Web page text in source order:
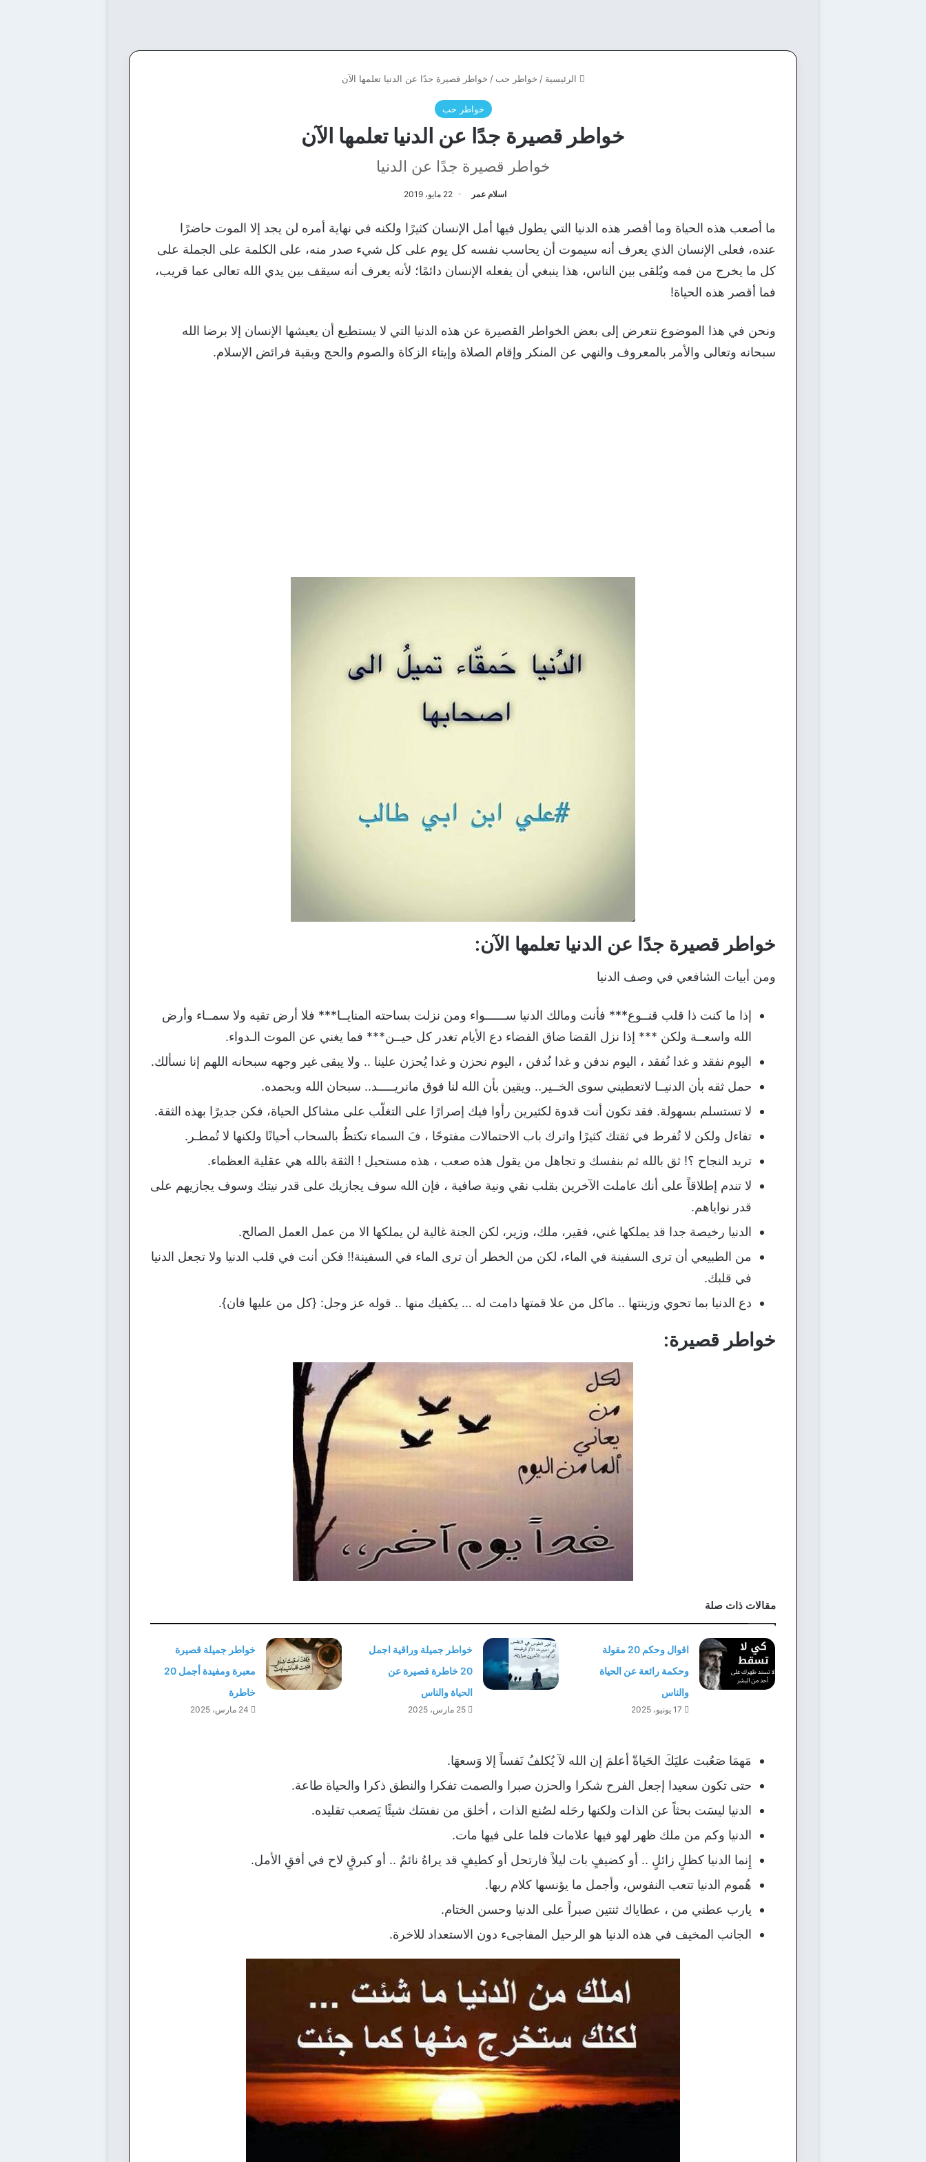
الرئيسية / خواطر حب / خواطر قصيرة جدًا عن الدنيا تعلمها الآن
خواطر حب
خواطر قصيرة جدًا عن الدنيا تعلمها الآن
خواطر قصيرة جدًا عن الدنيا
اسلام عمر 22 مايو، 2019
ما أصعب هذه الحياة وما أقصر هذه الدنيا التي يطول فيها أمل الإنسان كثيرًا ولكنه في نهاية أمره لن يجد إلا الموت حاضرًا
عنده، فعلى الإنسان الذي يعرف أنه سيموت أن يحاسب نفسه كل يوم على كل شيء صدر منه، على الكلمة على الجملة على
كل ما يخرج من فمه ويُلقى بين الناس، هذا ينبغي أن يفعله الإنسان دائمًا؛ لأنه يعرف أنه سيقف بين يدي الله تعالى عما قريب،
فما أقصر هذه الحياة!
ونحن في هذا الموضوع نتعرض إلى بعض الخواطر القصيرة عن هذه الدنيا التي لا يستطيع أن يعيشها الإنسان إلا برضا الله
سبحانه وتعالى والأمر بالمعروف والنهي عن المنكر وإقام الصلاة وإيتاء الزكاة والصوم والحج وبقية فرائض الإسلام.
خواطر قصيرة جدًا عن الدنيا تعلمها الآن:
ومن أبيات الشافعي في وصف الدنيا
إذا ما كنت ذا قلب قنــوع*** فأنت ومالك الدنيا ســــــواء ومن نزلت بساحته المنايــا*** فلا أرض تقيه ولا سمــاء وأرض
الله واسعــة ولكن *** إذا نزل القضا ضاق الفضاء دع الأيام تغدر كل حيــن*** فما يغني عن الموت الـدواء.
اليوم نفقد و غدا نُفقد ، اليوم ندفن و غدا نُدفن ، اليوم نحزن و غدا يُحزن علينا .. ولا يبقى غير وجهه سبحانه اللهم إنا نسألك.
حمل ثقه بأن الدنيــا لاتعطيني سوى الخــير.. ويقين بأن الله لنا فوق مانريـــــد.. سبحان الله وبحمده.
لا تستسلم بسهولة. فقد تكون أنت قدوة لكثيرين رأوا فيك إصرارًا على التغلّب على مشاكل الحياة، فكن جديرًا بهذه الثقة.
تفاءل ولكن لا تُفرط في ثقتك كثيرًا واترك باب الاحتمالات مفتوحًا ، فَ السماء تكتظُ بالسحاب أحيانًا ولكنها لا تُمطـر.
تريد النجاح ؟! ثق بالله ثم بنفسك و تجاهل من يقول هذه صعب ، هذه مستحيل ! الثقة بالله هي عقلية العظماء.
لا تندم إطلاقاً على أنك عاملت الآخرين بقلب نقي ونية صافية ، فإن الله سوف يجازيك على قدر نيتك وسوف يجازيهم على
قدر نواياهم.
الدنيا رخيصة جدا قد يملكها غني، فقير، ملك، وزير، لكن الجنة غالية لن يملكها الا من عمل العمل الصالح.
من الطبيعي أن ترى السفينة في الماء، لكن من الخطر أن ترى الماء في السفينة!! فكن أنت في قلب الدنيا ولا تجعل الدنيا
في قلبك.
دع الدنيا بما تحوي وزينتها .. ماكل من علا قمتها دامت له … يكفيك منها .. قوله عز وجل: {كل من عليها فان}.
خواطر قصيرة:
مقالات ذات صلة
اقوال وحكم 20 مقولة
وحكمة رائعة عن الحياة
والناس
17 يونيو، 2025
خواطر جميلة وراقية اجمل
20 خاطرة قصيرة عن
الحياة والناس
25 مارس، 2025
خواطر جميلة قصيرة
معبرة ومفيدة أجمل 20
خاطرة
24 مارس، 2025
مَهمَا صَعُبت عليَكَ الحَياةّ أعلمَ إن الله لآ يُكلفُ نَفساً إلا وَسعهَا.
حتى تكون سعيدا إجعل الفرح شكرا والحزن صبرا والصمت تفكرا والنطق ذكرا والحياة طاعة.
الدنيا ليسَت بحثاً عن الذات ولكنها رحَله لصُنع الذات ، أخلق من نفسَك شيئًا يَصعب تقليده.
الدنيا وكم من ملك ظهر لهو فيها علامات فلما على فيها مات.
إِنما الدنيا كظلٍ زائلٍ .. أو كضيفٍ بات ليلاً فارتحل أو كطيفٍ قد يراهُ نائمٌ .. أو كبرقٍ لاح في أفقِ الأمل.
هُموم الدنيا تتعب النفوس، وأجمل ما يؤنسها كلام ربها.
يارب عطني من ، عطاياك ثنتين صبراً على الدنيا وحسن الختام.
الجانب المخيف في هذه الدنيا هو الرحيل المفاجىء دون الاستعداد للاخرة.